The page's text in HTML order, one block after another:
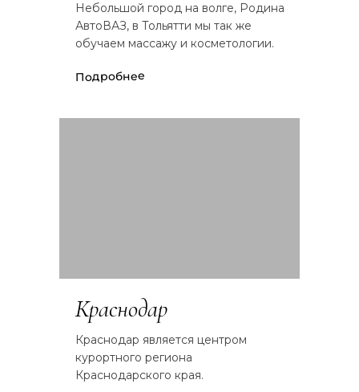
Краснодар
Краснодар является центром
курортного региона
Краснодарского края.
Небольшой город на волге, Родина
АвтоВАЗ, в Тольятти мы так же
обучаем массажу и косметологии.
Подробнее